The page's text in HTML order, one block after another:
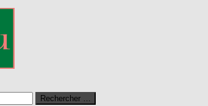
Rechercher …